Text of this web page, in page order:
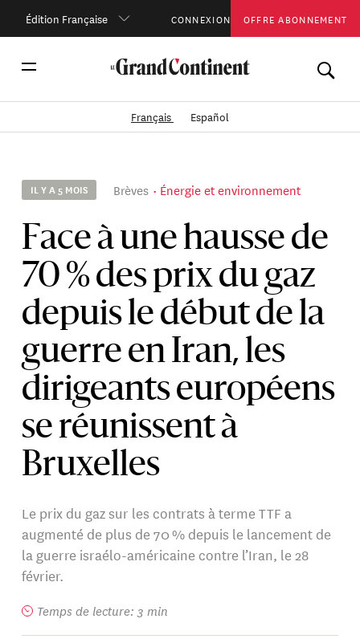
Édition Française CONNEXION OFFRE ABONNEMENT
Français Español
IL Y A 5 MOIS Brèves Énergie et environnement
Face à une hausse de
70 % des prix du gaz
depuis le début de la
guerre en Iran, les
dirigeants européens
se réunissent à
Bruxelles
Le prix du gaz sur les contrats à terme TTF a
augmenté de plus de 70 % depuis le lancement de
la guerre israélo-américaine contre l’Iran, le 28
février.
Temps de lecture: 3 min